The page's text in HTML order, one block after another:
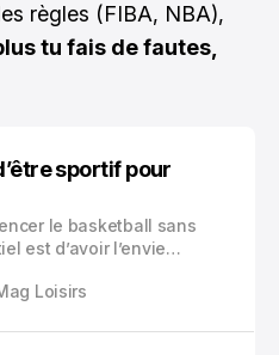
règles (FIBA, NBA),
tu fais de fautes,
sportif pour
le basketball sans
est d’avoir l’envie
Loisirs